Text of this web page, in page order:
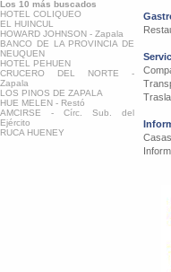
Los 10 más buscados
HOTEL COLIQUEO
EL HUINCUL
HOWARD JOHNSON - Zapala
BANCO DE LA PROVINCIA DE
NEUQUEN
HOTEL PEHUEN
CRUCERO DEL NORTE -
Zapala
LOS PINOS DE ZAPALA
HUE MELEN - Restó
AMCIRSE - Círc. Sub. del
Ejército
RUCA HUENEY